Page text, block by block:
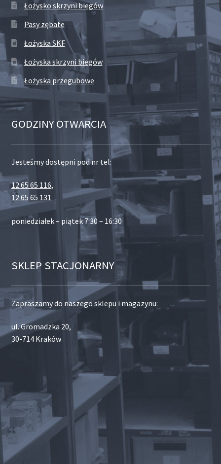
Łożysko skrzyni biegów
Pasy zębate
Łożyska SKF
Łożyska skrzyni biegów
Łożyska przegubowe
GODZINY OTWARCIA
Jesteśmy dostępni pod nr tel:
12 65 65 116,
12 65 65 131
poniedziałek – piątek 7:30 – 16:30
SKLEP STACJONARNY
Zapraszamy do naszego sklepu i magazynu:
ul. Gromadzka 20,
30-714 Kraków